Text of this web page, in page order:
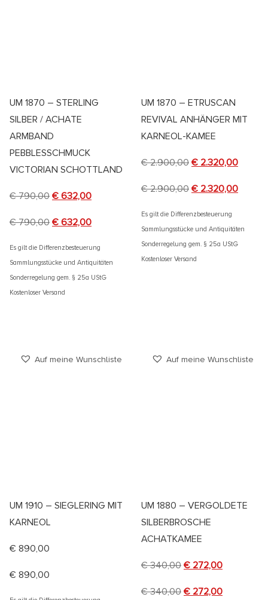
UM 1870 – STERLING
SILBER / ACHATE
ARMBAND
PEBBLESSCHMUCK
VICTORIAN SCHOTTLAND
€790,00 € 632,00
€790,00 € 632,00
Es gilt die Differenzbesteuerung
Sammlungsstücke und Antiquitäten
Sonderregelung gem. § 25a UStG
Kostenloser Versand
UM 1870 – ETRUSCAN
REVIVAL ANHÄNGER MIT
KARNEOL-KAMEE
€2.900,00 € 2.320,00
€2.900,00 € 2.320,00
Es gilt die Differenzbesteuerung
Sammlungsstücke und Antiquitäten
Sonderregelung gem. § 25a UStG
Kostenloser Versand
Auf meine Wunschliste
UM 1910 – SIEGLERING MIT
KARNEOL
€ 890,00
€ 890,00
Auf meine Wunschliste
UM 1880 – VERGOLDETE
SILBERBROSCHE
ACHATKAMEE
€340,00 € 272,00
€340,00 € 272,00